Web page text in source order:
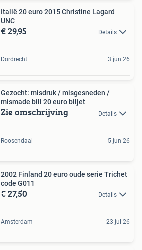
Italië 20 euro 2015 Christine Lagard
UNC
€ 29,95 Details
Dordrecht 3 jun 26
Gezocht: misdruk / misgesneden /
mismade bill 20 euro biljet
Zie omschrijving Details
Roosendaal 5 jun 26
2002 Finland 20 euro oude serie Trichet
code G011
€ 27,50 Details
Amsterdam 23 jul 26